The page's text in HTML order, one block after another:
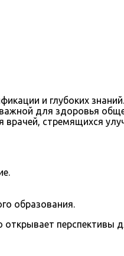
и глубоких
для здоровья
стремящихся
образования.
перспективы